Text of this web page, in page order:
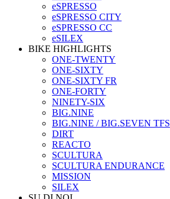
eSPRESSO
eSPRESSO CITY
eSPRESSO CC
eSILEX
BIKE HIGHLIGHTS
ONE-TWENTY
ONE-SIXTY
ONE-SIXTY FR
ONE-FORTY
NINETY-SIX
BIG.NINE
BIG.NINE / BIG.SEVEN TFS
DIRT
REACTO
SCULTURA
SCULTURA ENDURANCE
MISSION
SILEX